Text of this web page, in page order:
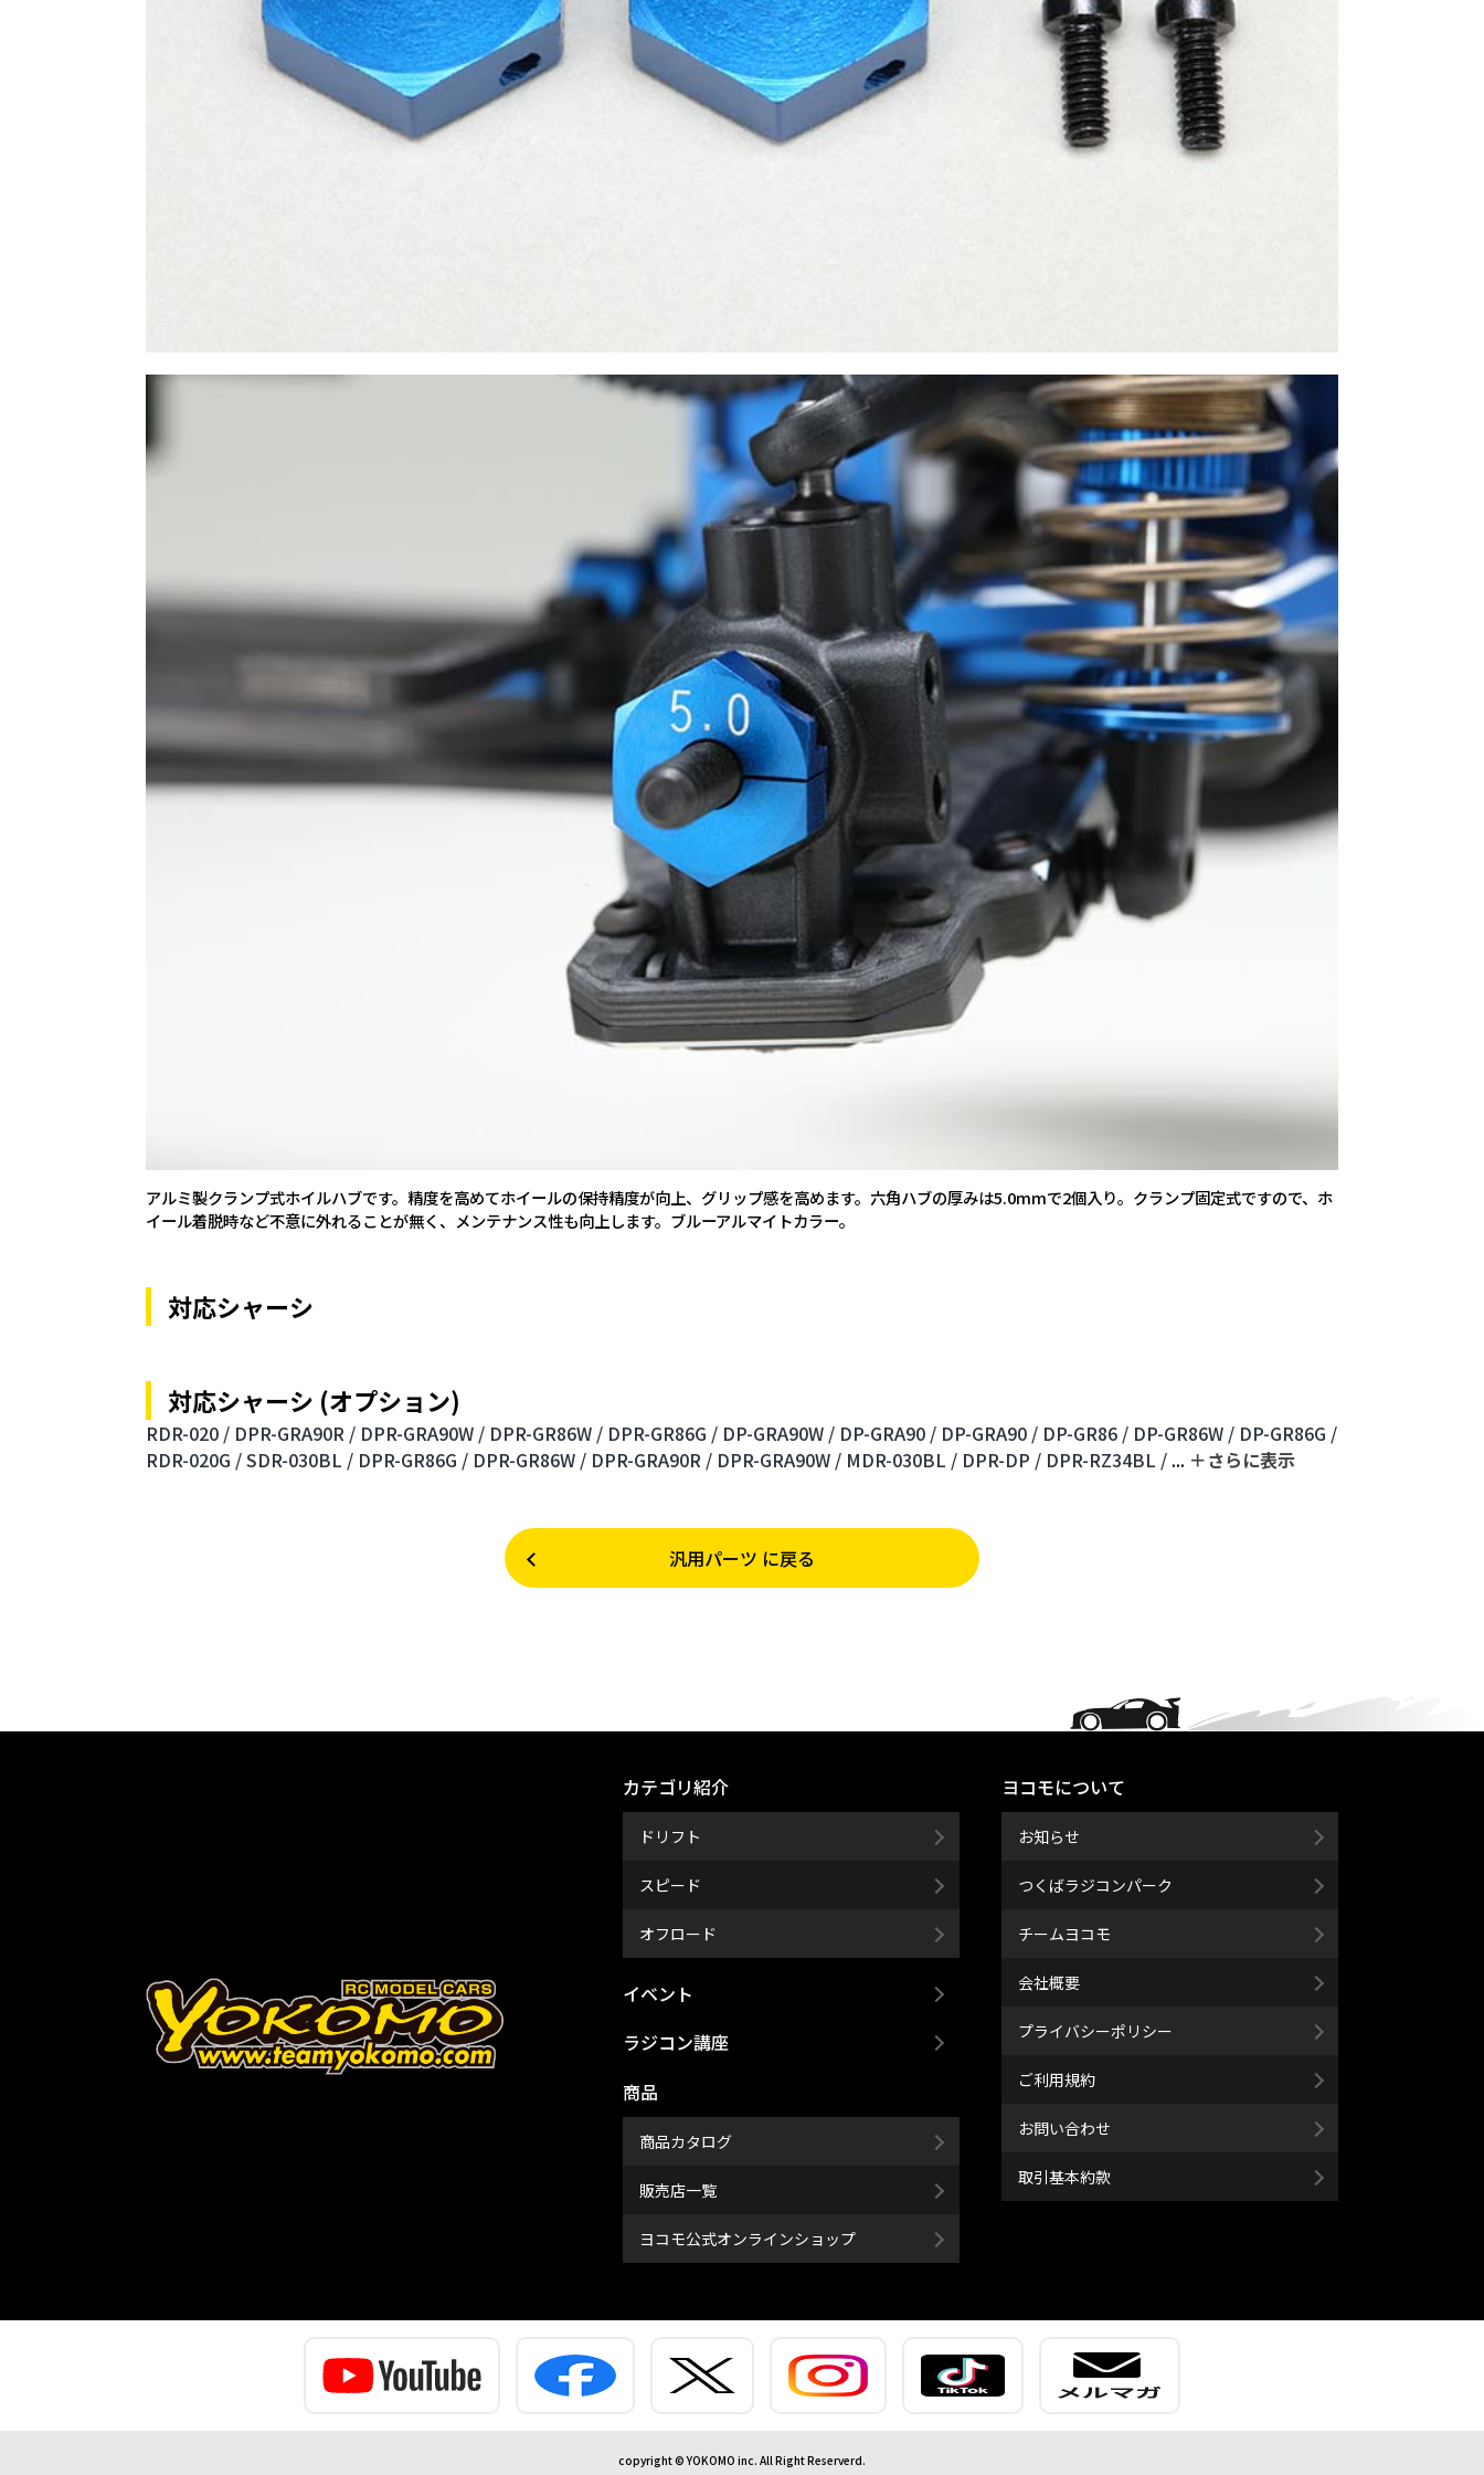
アルミ製クランプ式ホイルハブです。精度を高めてホイールの保持精度が向上、グリップ感を高めます。六角ハブの厚みは5.0mmで2個入り。クランプ固定式ですので、ホ
イール着脱時など不意に外れることが無く、メンテナンス性も向上します。ブルーアルマイトカラー。
対応シャーシ
対応シャーシ (オプション)
RDR-020 / DPR-GRA90R / DPR-GRA90W / DPR-GR86W / DPR-GR86G / DP-GRA90W / DP-GRA90 / DP-GRA90 / DP-GR86 / DP-GR86W / DP-GR86G /
RDR-020G /SDR-030BL / DPR-GR86G / DPR-GR86W / DPR-GRA90R / DPR-GRA90W / MDR-030BL / DPR-DP / DPR-RZ34BL / ... ＋さらに表⽰
汎用パーツ に戻る
カテゴリ紹介
ドリフト
スピード
オフロード
イベント
ラジコン講座
商品
商品カタログ
販売店一覧
ヨコモ公式オンラインショップ
ヨコモについて
お知らせ
つくばラジコンパーク
チームヨコモ
会社概要
プライバシーポリシー
ご利用規約
お問い合わせ
取引基本約款
copyright © YOKOMO inc. All Right Reserverd.